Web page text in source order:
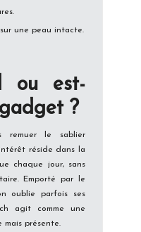
une peau intacte.
ou est-
?
remuer le sablier
réside dans la
chaque jour, sans
Emporté par le
oublie parfois ses
agit comme une
présente.